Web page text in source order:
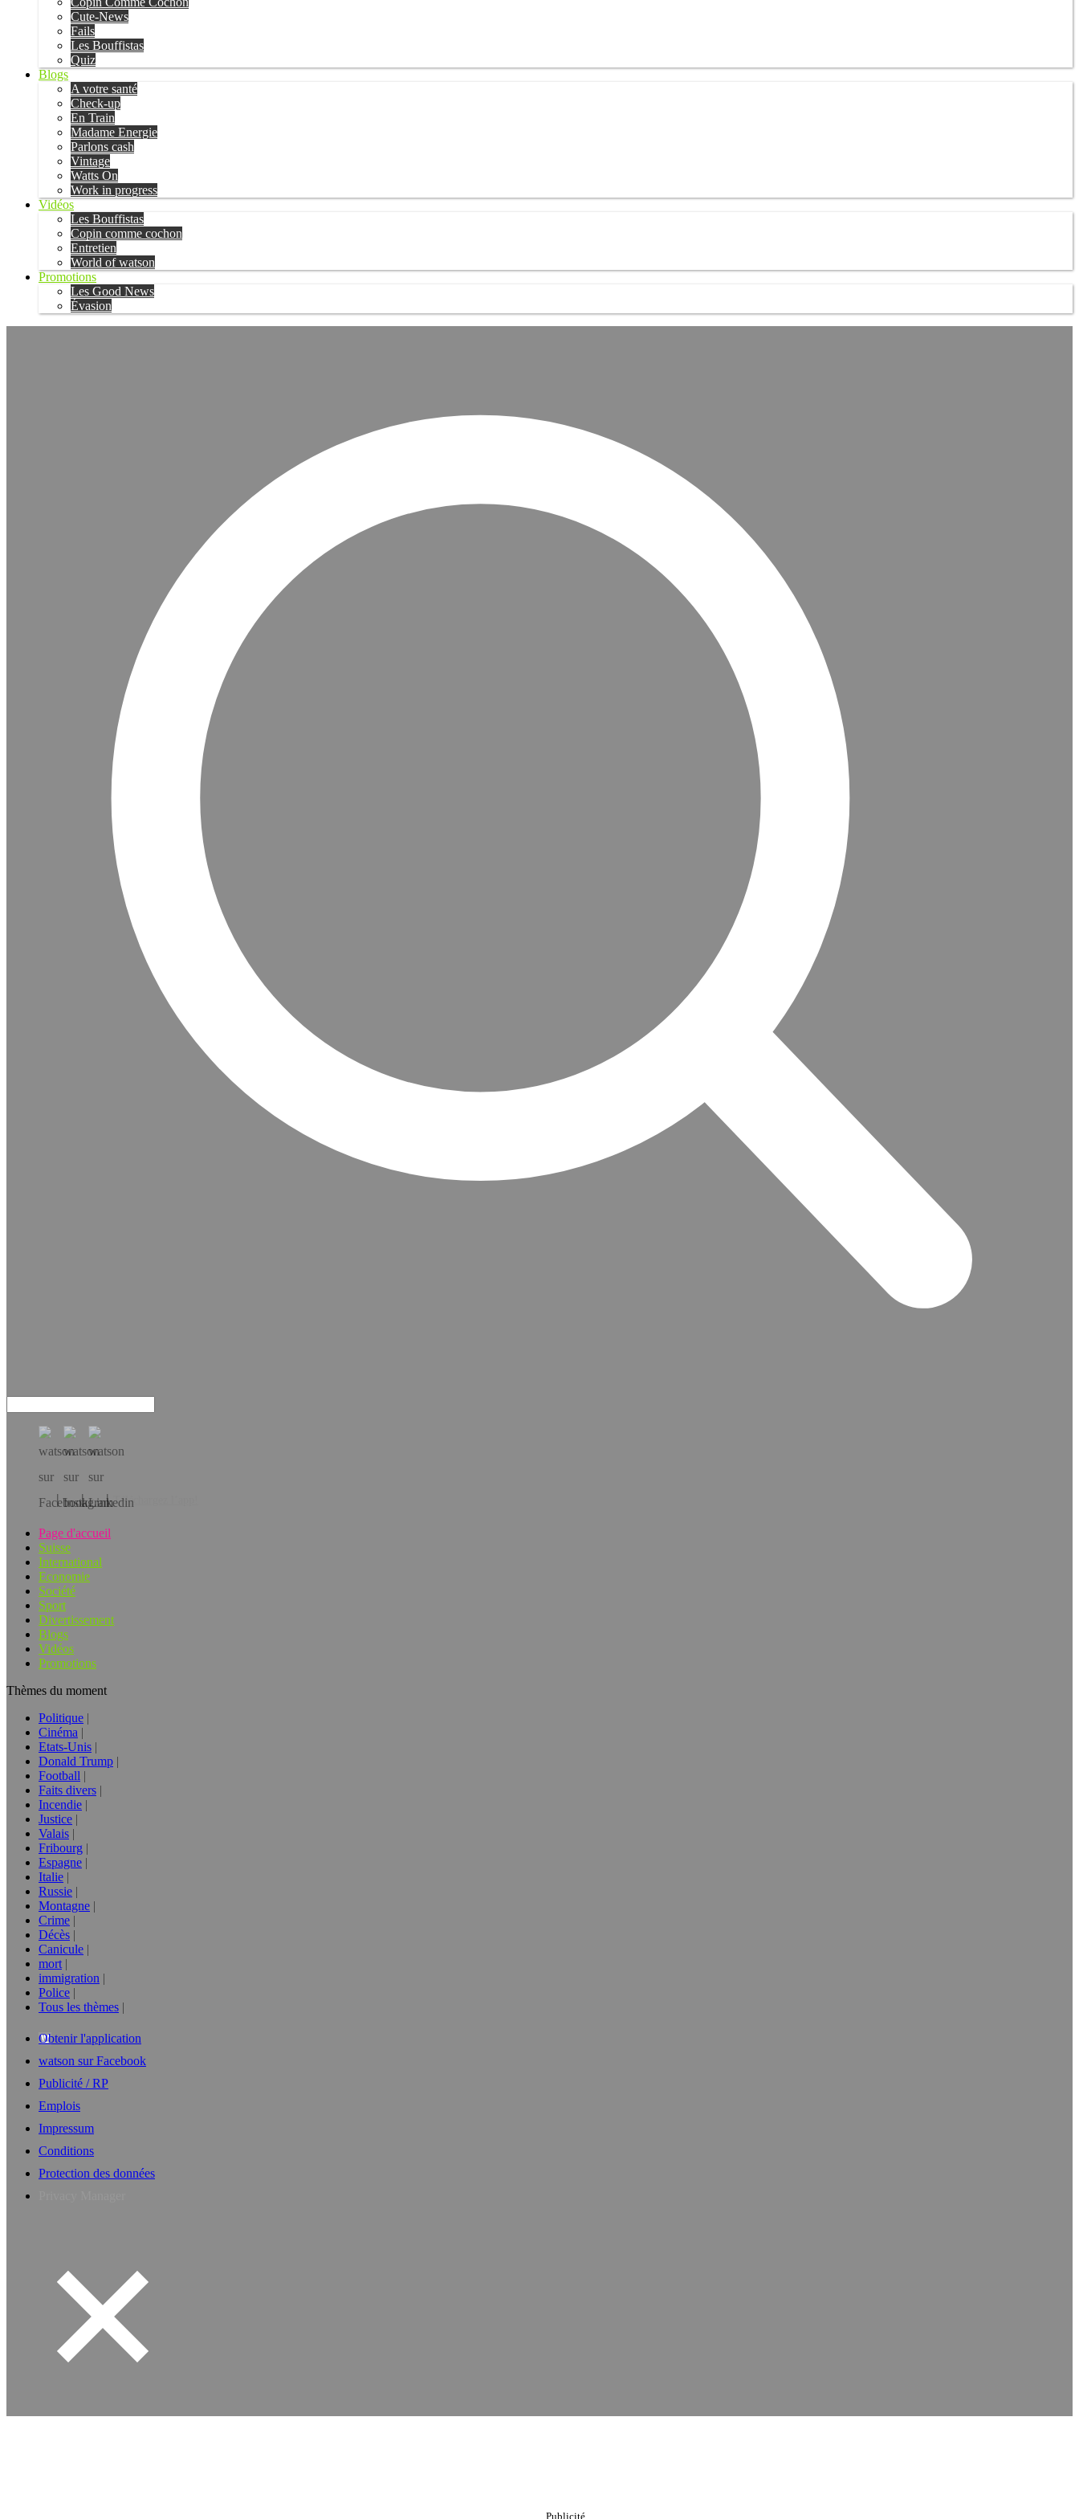
Cute-News
Fails
Les Bouffistas
Quiz
Blogs
A votre santé
Check-up
En Train
Madame Energie
Parlons cash
Vintage
Watts On
Work in progress
Vidéos
Les Bouffistas
Copin comme cochon
Entretien
World of watson
Promotions
Les Good News
Évasion
Téléchargez l’app!
Page d'accueil
Suisse
International
Economie
Société
Sport
Divertissement
Blogs
Vidéos
Promotions
Thèmes du moment
Politique
Cinéma
Etats-Unis
Donald Trump
Football
Faits divers
Incendie
Justice
Valais
Fribourg
Espagne
Italie
Russie
Montagne
Crime
Décès
Canicule
mort
immigration
Police
Tous les thèmes
Obtenir l'application
watson sur Facebook
Publicité / RP
Emplois
Impressum
Conditions
Protection des données